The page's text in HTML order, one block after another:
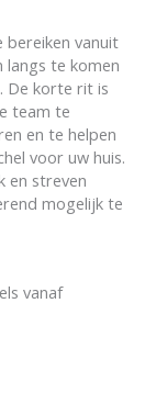
bereiken vanuit
te komen
De korte rit is
team te
en te helpen
voor uw huis.
en streven
mogelijk te
vanaf